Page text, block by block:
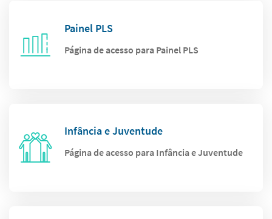
Painel PLS
Página de acesso para Painel PLS
Infância e Juventude
Página de acesso para Infância e Juventude